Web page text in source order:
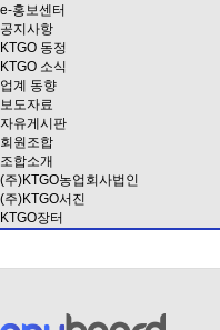
e-홍보센터
공지사항
KTGO 동정
KTGO 소식
업계 동향
보도자료
자유게시판
회원조합
조합소개
(주)KTGO농업회사법인
(주)KTGO서진
KTGO장터